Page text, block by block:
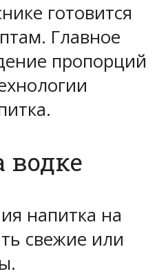
готовится
Главное
пропорций
водке
напитка на
свежие или